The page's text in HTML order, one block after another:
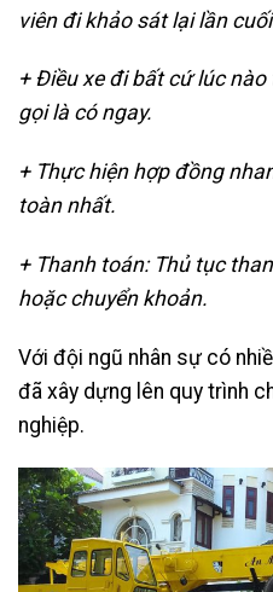
viên đi khảo sát lại lần
+ Điều xe đi bất cứ lúc
gọi là có ngay.
+ Thực hiện hợp đồng
toàn nhất.
+ Thanh toán: Thủ tục
hoặc chuyển khoản.
Với đội ngũ nhân sự có
đã xây dựng lên quy trình
nghiệp.